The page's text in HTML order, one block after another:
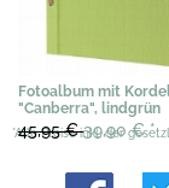
Fotoalbum mit
"Canberra", lindgrün
45,95 €39,90 €*
*Alle Preise inkl. der